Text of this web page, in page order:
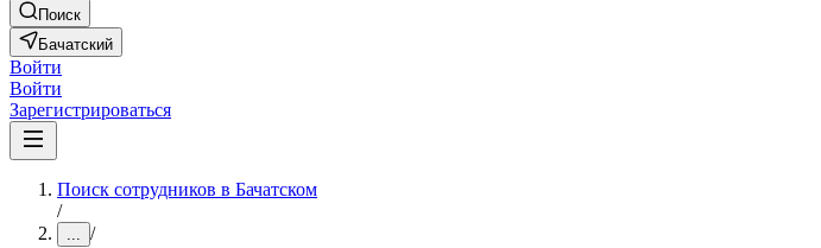
Поиск
Бачатский
Войти
Войти
Зарегистрироваться
Поиск сотрудников в Бачатском
/
... /